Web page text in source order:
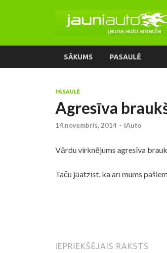
SĀKUMS PASAULĒ
PASAULĒ
Agresīva
14.novembris, 2014 - iAuto
Vārdu virknējums agresīva
Taču jāatzīst, ka arī mums
IEPRIEKŠĒJAIS RAKSTS